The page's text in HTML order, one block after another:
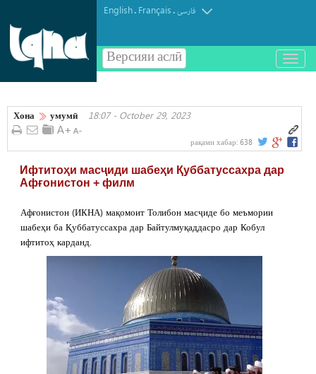
English. Français.فارسی
Версияи аслӣ
باز
و
کردن
Хона умумӣ 18:07 - October 29, 2023
рақами хабар: 638
Ифтитоҳи масҷиди шабеҳи Қуббатуссахра дар
Афғонистон + филм
Афғонистон (ИКНА) мақомоит Толибон масҷиде бо меъмории
шабеҳи ба Қуббатуссахра дар Байтулмуқаддасро дар Кобул
ифтитоҳ карданд.